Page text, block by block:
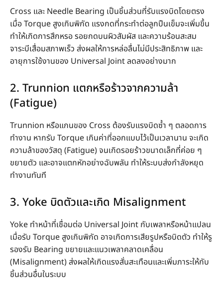
Cross และ Needle Bearing เป็นชิ้นส่วนที่รับแรงบิดโดยตรง
เมื่อ Torque สูงเกินพิกัด แรงกดที่กระทำต่อลูกปืนเข็มจะเพิ่มขึ้น
ทำให้เกิดการสึกหรอ รอยกดบนผิวสัมผัส และความร้อนสะสม
จาระบีเสื่อมสภาพเร็ว ส่งผลให้การหล่อลื่นไม่มีประสิทธิภาพ และ
อายุการใช้งานของ Universal Joint ลดลงอย่างมาก
2. Trunnion แตกหรือร้าวจากความล้า
(Fatigue)
Trunnion หรือแกนของ Cross ต้องรับแรงบิดซ้ำ ๆ ตลอดการ
ทำงาน หากรับ Torque เกินค่าที่ออกแบบไว้เป็นเวลานาน จะเกิด
ความล้าของวัสดุ (Fatigue) จนเกิดรอยร้าวขนาดเล็กที่ค่อย ๆ
ขยายตัว และอาจแตกหักอย่างฉับพลัน ทำให้ระบบส่งกำลังหยุด
ทำงานทันที
3. Yoke บิดตัวและเกิด Misalignment
Yoke ทำหน้าที่เชื่อมต่อ Universal Joint กับเพลาหรือหน้าแปลน
เมื่อรับ Torque สูงเกินพิกัด อาจเกิดการเสียรูปหรือบิดตัว ทำให้รู
รองรับ Bearing ขยายและแนวเพลาคลาดเคลื่อน
(Misalignment) ส่งผลให้เกิดแรงสั่นสะเทือนและเพิ่มภาระให้กับ
ชิ้นส่วนอื่นในระบบ